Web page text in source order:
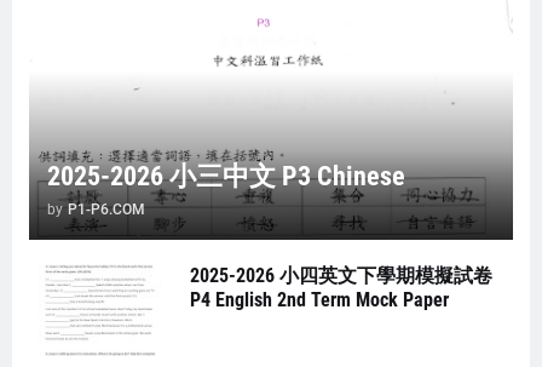
2025-2026 小三中文 P3 Chinese
by P1-P6.COM
2025-2026 小四英文下學期模擬試卷
P4 English 2nd Term Mock Paper